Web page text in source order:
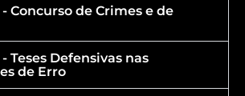
Concurso de Crimes e de
Teses Defensivas nas
de Erro